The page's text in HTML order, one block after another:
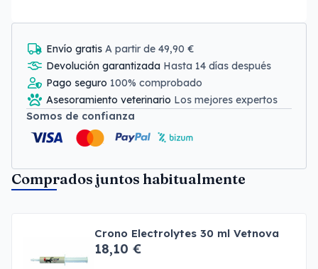
Envío gratis A partir de 49,90 €
Devolución garantizada Hasta 14 días después
Pago seguro 100% comprobado
Asesoramiento veterinario Los mejores expertos
Somos de confianza
Comprados juntos habitualmente
Crono Electrolytes 30 ml Vetnova
18,10 €